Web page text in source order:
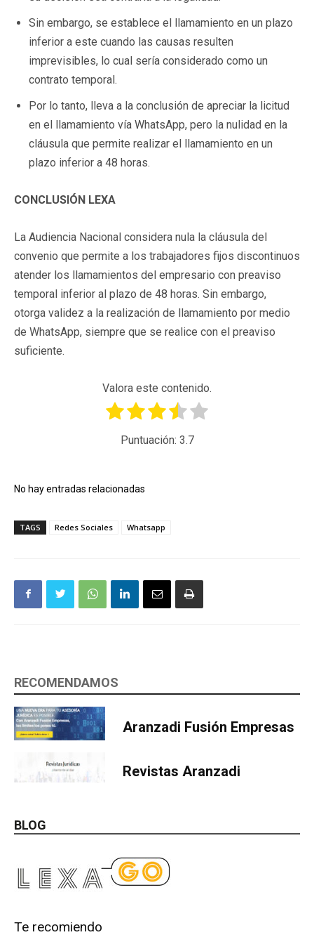
Sin embargo, se establece el llamamiento en un plazo
inferior a este cuando las causas resulten
imprevisibles, lo cual sería considerado como un
contrato temporal.
Por lo tanto, lleva a la conclusión de apreciar la licitud
en el llamamiento vía WhatsApp, pero la nulidad en la
cláusula que permite realizar el llamamiento en un
plazo inferior a 48 horas.
CONCLUSIÓN LEXA
La Audiencia Nacional considera nula la cláusula del
convenio que permite a los trabajadores fijos discontinuos
atender los llamamientos del empresario con preaviso
temporal inferior al plazo de 48 horas. Sin embargo,
otorga validez a la realización de llamamiento por medio
de WhatsApp, siempre que se realice con el preaviso
suficiente.
Valora este contenido.
Puntuación: 3.7
No hay entradas relacionadas
TAGS Redes Sociales Whatsapp
RECOMENDAMOS
Aranzadi Fusión Empresas
Revistas Aranzadi
BLOG
Te recomiendo